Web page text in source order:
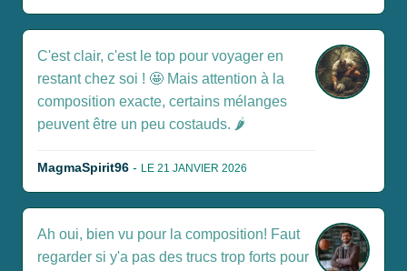
C'est clair, c'est le top pour voyager en
restant chez soi ! 🤩 Mais attention à la
composition exacte, certains mélanges
peuvent être un peu costauds. 🌶️
MagmaSpirit96 - LE 21 JANVIER 2026
Ah oui, bien vu pour la composition! Faut
regarder si y'a pas des trucs trop forts pour